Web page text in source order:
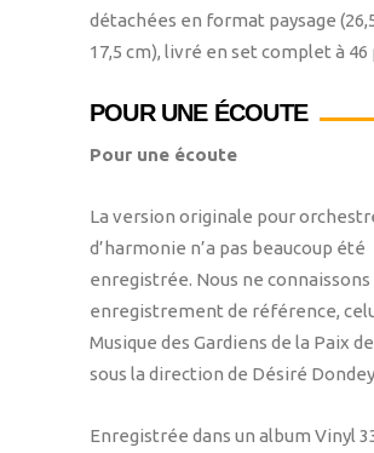
détachées en format paysage
17,5 cm), livré en set complet à 46
POUR UNE ÉCOUTE
Pour une écoute
La version originale pour
d’harmonie n’a pas beaucoup été
enregistrée. Nous ne connaissons
enregistrement de référence,
Musique des Gardiens de la Paix
sous la direction de Désiré
Enregistrée dans un album Vinyl